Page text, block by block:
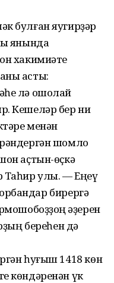
булған яугирҙәр
янында
хакимиәте
асты:
лә ошолай
Кешеләр бер ни
менән
шомло
аҫтын-өҫкә
Таһир улы. — Еңеү
бирергә
ҡәҙерен
береһен дә
һуғыш 1418 көн
көндәренән үк